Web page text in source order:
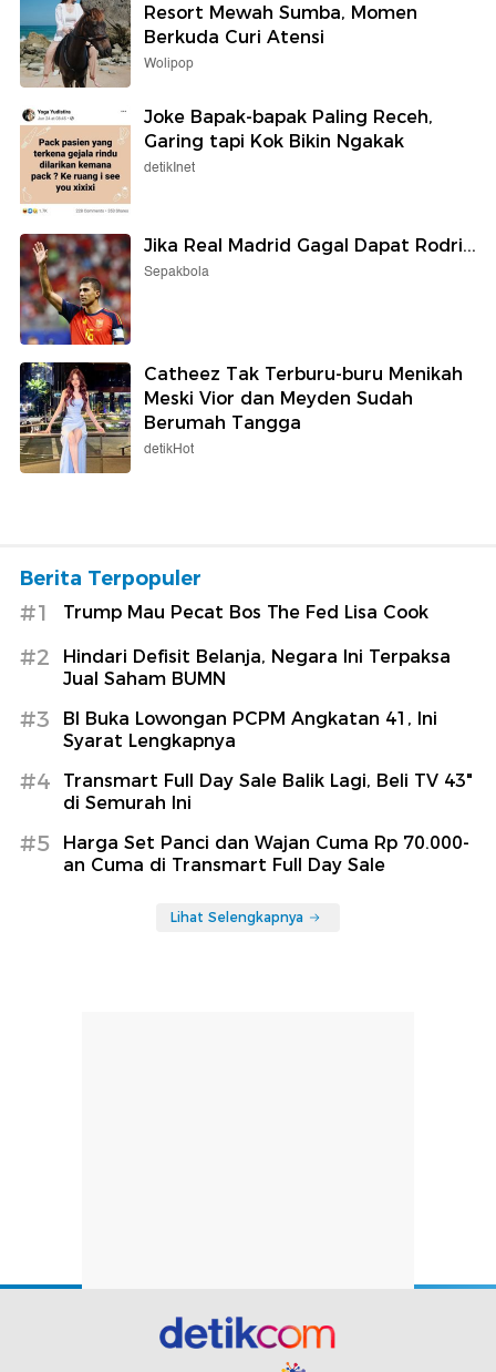
Resort Mewah Sumba, Momen
Berkuda Curi Atensi
Wolipop
Joke Bapak-bapak Paling Receh,
Garing tapi Kok Bikin Ngakak
detikInet
Jika Real Madrid Gagal Dapat Rodri...
Sepakbola
Catheez Tak Terburu-buru Menikah
Meski Vior dan Meyden Sudah
Berumah Tangga
detikHot
Berita Terpopuler
#1 Trump Mau Pecat Bos The Fed Lisa Cook
#2
Hindari Defisit Belanja, Negara Ini Terpaksa
Jual Saham BUMN
#3
BI Buka Lowongan PCPM Angkatan 41, Ini
Syarat Lengkapnya
#4
Transmart Full Day Sale Balik Lagi, Beli TV 43"
di Semurah Ini
#5
Harga Set Panci dan Wajan Cuma Rp 70.000-
an Cuma di Transmart Full Day Sale
Lihat Selengkapnya